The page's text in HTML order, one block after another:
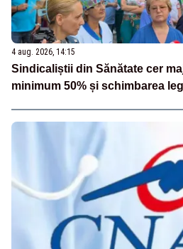
4 aug. 2026, 14:15
Sindicaliștii din Sănătate cer
minimum 50% și schimbarea